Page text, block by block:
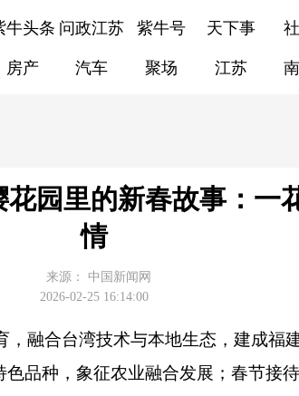
牛头条 问政江苏 紫牛号 天下事
房产 汽车 聚场 江苏
花园里的新春故事：一
情
来源：
中国新闻网
2026-02-25 16:14:00
融合台湾技术与本地生态，建成福
品种，象征农业融合发展；春节接